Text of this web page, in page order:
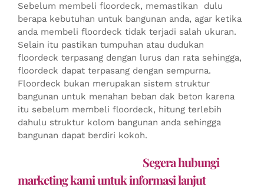
Sebelum membeli floordeck, memastikan dulu
berapa kebutuhan untuk bangunan anda, agar ketika
anda membeli floordeck tidak terjadi salah ukuran.
Selain itu pastikan tumpuhan atau dudukan
floordeck terpasang dengan lurus dan rata sehingga,
floordeck dapat terpasang dengan sempurna.
Floordeck bukan merupakan sistem struktur
bangunan untuk menahan beban dak beton karena
itu sebelum membeli floordeck, hitung terlebih
dahulu struktur kolom bangunan anda sehingga
bangunan dapat berdiri kokoh.
Segera hubungi
marketing kami untuk informasi lanjut